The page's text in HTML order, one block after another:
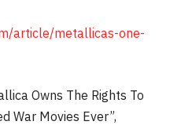
article/metallicas-one-
Owns The Rights To
War Movies Ever”,